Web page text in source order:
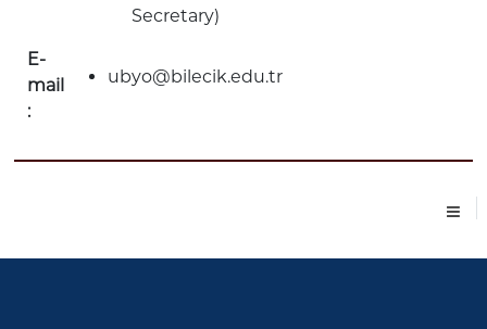
Secretary)
E-
mail
:
ubyo@bilecik.edu.tr